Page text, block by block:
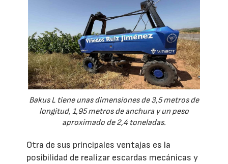
Bakus L tiene unas dimensiones de 3,5 metros de
longitud, 1,95 metros de anchura y un peso
aproximado de 2,4 toneladas.
Otra de sus principales ventajas es la
posibilidad de realizar escardas mecánicas y